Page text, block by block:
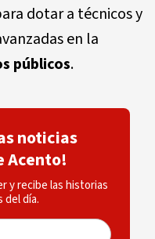
dotar a técnicos y
en la
públicos.
noticias
Acento!
y recibe las historias
del día.